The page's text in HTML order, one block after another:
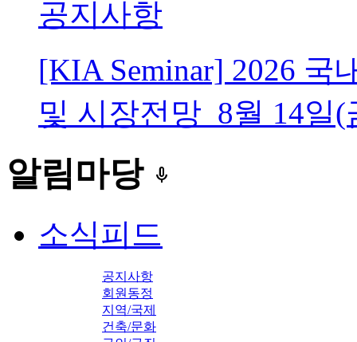
공지사항
[KIA Seminar] 2026 국
및 시장전망_8월 14일(
알림마당 keyboard_voice
소식피드
공지사항
회원동정
지역/국제
건축/문화